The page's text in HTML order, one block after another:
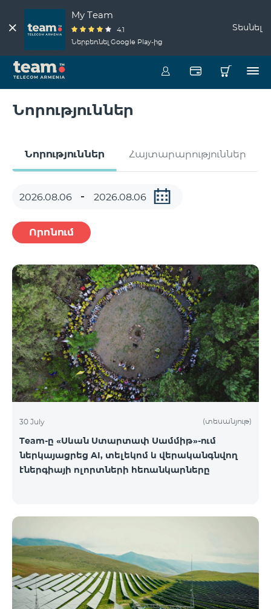
My Team
4.1
Ներբեռնել Google Play-ից
Տեսնել
Նորություններ
Նորություններ Հայտարարություններ
Որոնում
30 July (տեսանյութ)
Team-ը «Սևան Ստարտափ Սամմիթ»-ում
ներկայացրեց AI, տելեկոմ և վերականգնվող
էներգիայի ոլորտների հեռանկարները